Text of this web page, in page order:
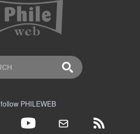
follow PHILEWEB